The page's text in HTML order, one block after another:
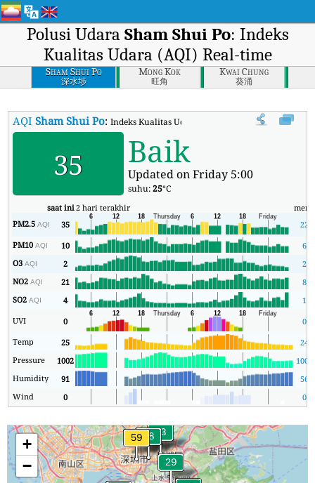
Polusi Udara Sham Shui Po: Indeks
Kualitas Udara (AQI) Real-time
Sham Shui Po
深水埗
Mong Kok
旺角
Kwai Chung
葵涌
AQISham Shui Po:Indeks Kualitas Udara (AQI) Real-time Sham Shui
35 Baik
Updated on Friday 5:00
suhu:25°C
saat ini2 hari terakhir
PM2.5AQI 35
22
PM10AQI 10
6
O3AQI 2
2
NO2AQI 21
8
SO2AQI 4
1
UVI
0
0
Temp
25
24
Pressure
1002
1001
Humidity
91
56
Wind
0 0
+
−